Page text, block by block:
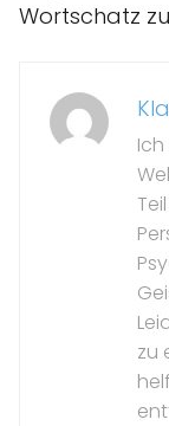
Wortschatz
zu